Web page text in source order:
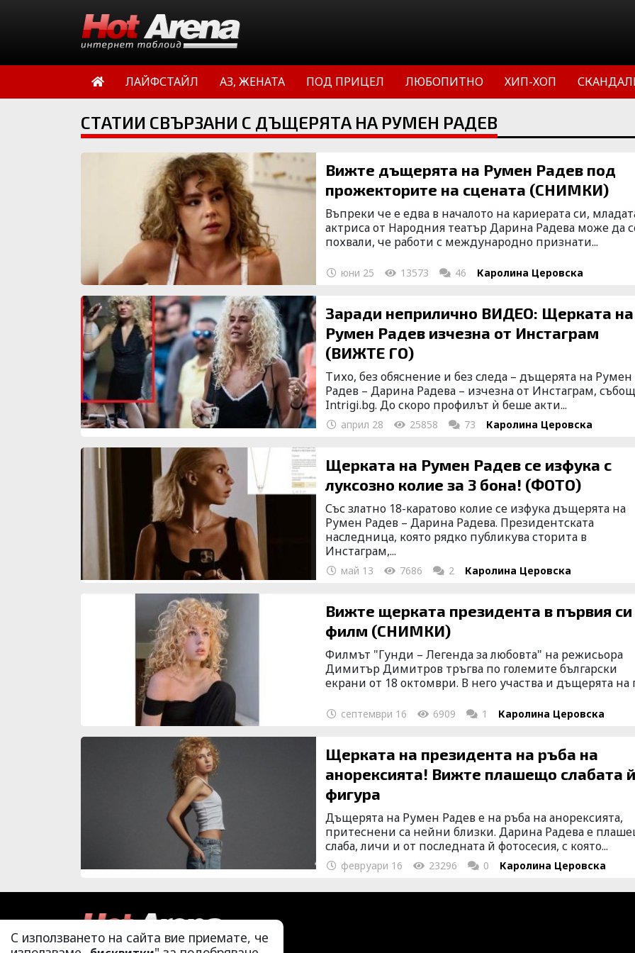
ЛАЙФСТАЙЛ АЗ, ЖЕНАТА ПОД ПРИЦЕЛ ЛЮБОПИТНО ХИП-ХОП
СТАТИИ СВЪРЗАНИ С ДЪЩЕРЯТА НА РУМЕН РАДЕВ
Вижте дъщерята на Румен Радев под
прожекторите на сцената (СНИМКИ)
Въпреки че е едва в началото на кариерата си,
актриса от Народния театър Дарина Радева може да
похвали, че работи с международно признати...
юни 25 13573 46 Каролина Церовска
Заради неприлично ВИДЕО: Щерката на
Румен Радев изчезна от Инстаграм
(ВИЖТЕ ГО)
Тихо, без обяснение и без следа – дъщерята на Румен
Радев – Дарина Радева – изчезна от Инстаграм,
Intrigi.bg. До скоро профилът ѝ беше акти...
април 28 25858 73 Каролина Церовска
Щерката на Румен Радев се изфука с
луксозно колие за 3 бона! (ФОТО)
Със златно 18-каратово колие се изфука дъщерята на
Румен Радев – Дарина Радева. Президентската
наследница, която рядко публикува сторита в
Инстаграм,...
май 13 7686 2 Каролина Церовска
Вижте щерката президента в първия си
филм (СНИМКИ)
Филмът "Гунди – Легенда за любовта" на режисьора
Димитър Димитров тръгва по големите български
екрани от 18 октомври. В него участва и дъщерята на
септември 16 6909 1 Каролина Церовска
Щерката на президента на ръба на
анорексията! Вижте плашещо слабата й
фигура
Дъщерята на Румен Радев е на ръба на анорексията,
притеснени са нейни близки. Дарина Радева е
слаба, личи и от последната й фотосесия, с която...
февруари 16 23296 0 Каролина Церовска
С използването на сайта вие приемате, че